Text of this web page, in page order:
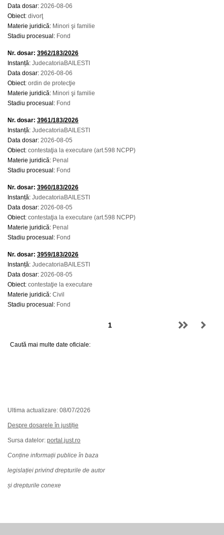
Data dosar: 2026-08-06
Obiect: divorţ
Materie juridică: Minori şi familie
Stadiu procesual: Fond
Nr. dosar: 3962/183/2026
Instanță: JudecatoriaBAILESTI
Data dosar: 2026-08-06
Obiect: ordin de protecţie
Materie juridică: Minori şi familie
Stadiu procesual: Fond
Nr. dosar: 3961/183/2026
Instanță: JudecatoriaBAILESTI
Data dosar: 2026-08-05
Obiect: contestaţia la executare (art.598 NCPP)
Materie juridică: Penal
Stadiu procesual: Fond
Nr. dosar: 3960/183/2026
Instanță: JudecatoriaBAILESTI
Data dosar: 2026-08-05
Obiect: contestaţia la executare (art.598 NCPP)
Materie juridică: Penal
Stadiu procesual: Fond
Nr. dosar: 3959/183/2026
Instanță: JudecatoriaBAILESTI
Data dosar: 2026-08-05
Obiect: contestaţie la executare
Materie juridică: Civil
Stadiu procesual: Fond
Caută mai multe date oficiale:
Ultima actualizare: 08/07/2026
Despre dosarele în justiție
Sursa datelor: portal.just.ro
Conține informații publice în baza
legislației privind drepturile de autor
și drepturile conexe